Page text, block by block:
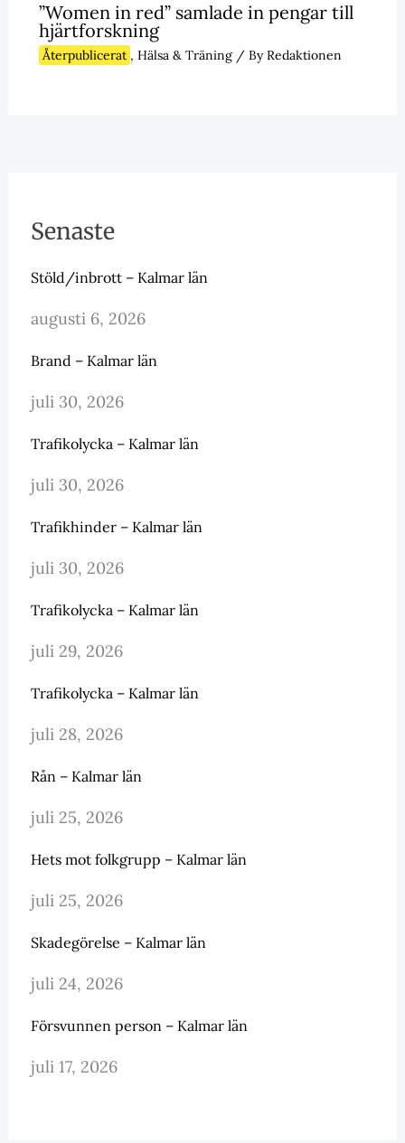
”Women in red” samlade in pengar till
hjärtforskning
Återpublicerat , Hälsa & Träning/ ByRedaktionen
Senaste
Stöld/inbrott – Kalmar län
augusti 6, 2026
Brand – Kalmar län
juli 30, 2026
Trafikolycka – Kalmar län
juli 30, 2026
Trafikhinder – Kalmar län
juli 30, 2026
Trafikolycka – Kalmar län
juli 29, 2026
Trafikolycka – Kalmar län
juli 28, 2026
Rån – Kalmar län
juli 25, 2026
Hets mot folkgrupp – Kalmar län
juli 25, 2026
Skadegörelse – Kalmar län
juli 24, 2026
Försvunnen person – Kalmar län
juli 17, 2026